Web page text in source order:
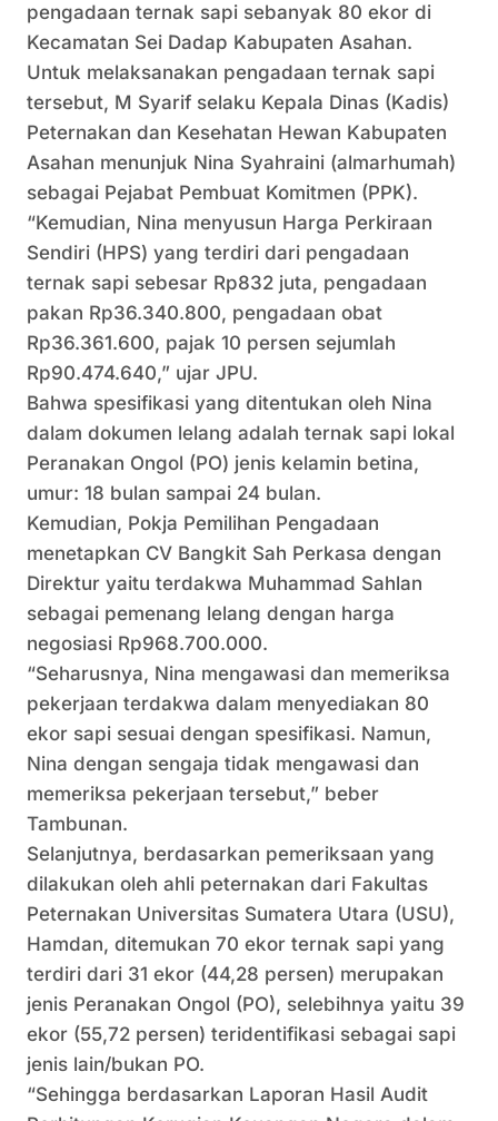
pengadaan ternak sapi sebanyak 80 ekor di
Kecamatan Sei Dadap Kabupaten Asahan.
Untuk melaksanakan pengadaan ternak sapi
tersebut, M Syarif selaku Kepala Dinas (Kadis)
Peternakan dan Kesehatan Hewan Kabupaten
Asahan menunjuk Nina Syahraini (almarhumah)
sebagai Pejabat Pembuat Komitmen (PPK).
“Kemudian, Nina menyusun Harga Perkiraan
Sendiri (HPS) yang terdiri dari pengadaan
ternak sapi sebesar Rp832 juta, pengadaan
pakan Rp36.340.800, pengadaan obat
Rp36.361.600, pajak 10 persen sejumlah
Rp90.474.640,” ujar JPU.
Bahwa spesifikasi yang ditentukan oleh Nina
dalam dokumen lelang adalah ternak sapi lokal
Peranakan Ongol (PO) jenis kelamin betina,
umur: 18 bulan sampai 24 bulan.
Kemudian, Pokja Pemilihan Pengadaan
menetapkan CV Bangkit Sah Perkasa dengan
Direktur yaitu terdakwa Muhammad Sahlan
sebagai pemenang lelang dengan harga
negosiasi Rp968.700.000.
“Seharusnya, Nina mengawasi dan memeriksa
pekerjaan terdakwa dalam menyediakan 80
ekor sapi sesuai dengan spesifikasi. Namun,
Nina dengan sengaja tidak mengawasi dan
memeriksa pekerjaan tersebut,” beber
Tambunan.
Selanjutnya, berdasarkan pemeriksaan yang
dilakukan oleh ahli peternakan dari Fakultas
Peternakan Universitas Sumatera Utara (USU),
Hamdan, ditemukan 70 ekor ternak sapi yang
terdiri dari 31 ekor (44,28 persen) merupakan
jenis Peranakan Ongol (PO), selebihnya yaitu 39
ekor (55,72 persen) teridentifikasi sebagai sapi
jenis lain/bukan PO.
“Sehingga berdasarkan Laporan Hasil Audit